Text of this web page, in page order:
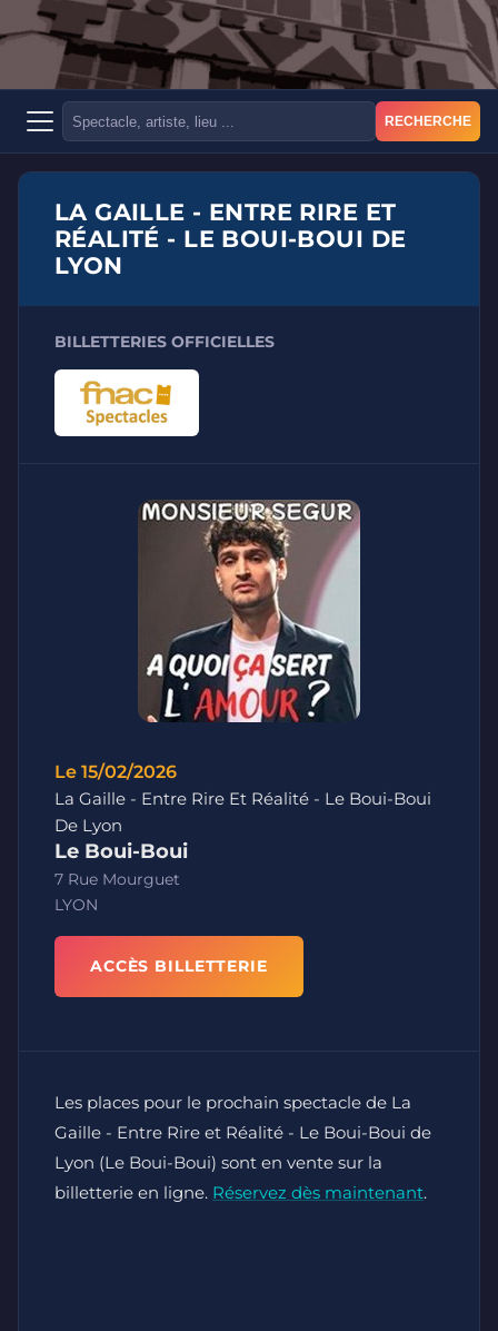
RECHERCHE
LA GAILLE - ENTRE RIRE ET
RÉALITÉ - LE BOUI-BOUI DE
LYON
BILLETTERIES OFFICIELLES
Le 15/02/2026
La Gaille - Entre Rire Et Réalité - Le Boui-Boui
De Lyon
Le Boui-Boui
7 Rue Mourguet
LYON
ACCÈS BILLETTERIE
Les places pour le prochain spectacle de La
Gaille - Entre Rire et Réalité - Le Boui-Boui de
Lyon (Le Boui-Boui) sont en vente sur la
billetterie en ligne. Réservez dès maintenant.